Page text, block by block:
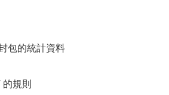
包的統計資料
規則